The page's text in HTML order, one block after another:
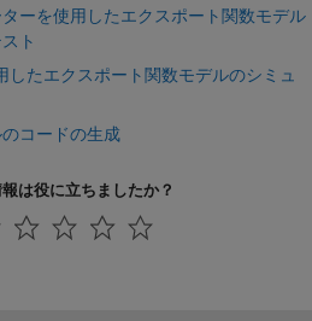
ーを使用したエクスポート関数モデル
ト
したエクスポート関数モデルのシミュ
コードの生成
は役に立ちましたか？